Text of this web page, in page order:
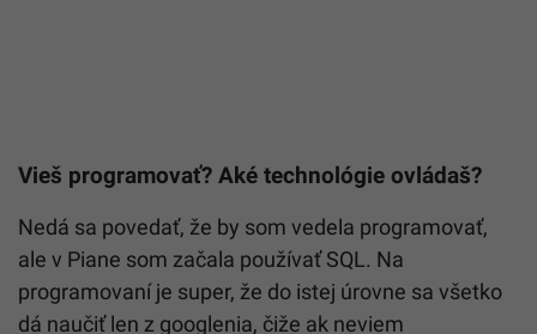
Vieš programovať? Aké technológie ovládaš?
Nedá sa povedať, že by som vedela programovať,
ale v Piane som začala používať SQL. Na
programovaní je super, že do istej úrovne sa všetko
dá naučiť len z googlenia, čiže ak neviem